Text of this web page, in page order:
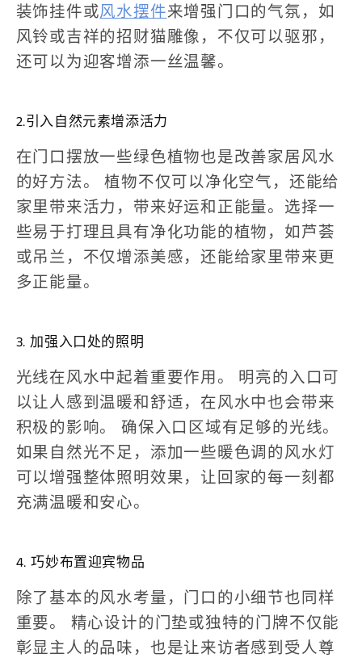
装饰挂件或风水摆件来增强门口的气氛，如
风铃或吉祥的招财猫雕像，不仅可以驱邪，
还可以为迎客增添一丝温馨。
2.引入自然元素增添活力
在门口摆放一些绿色植物也是改善家居风水
的好方法。
植物不仅可以净化空气，还能给
家里带来活力，带来好运和正能量。选择一
些易于打理且具有净化功能的植物，如芦荟
或吊兰，不仅增添美感，还能给家里带来更
多正能量。
3. 加强入口处的照明
光线在风水中起着重要作用。
明亮的入口可
以让人感到温暖和舒适，在风水中也会带来
积极的影响。
确保入口区域有足够的光线。
如果自然光不足，添加一些暖色调的风水灯
可以增强整体照明效果，让回家的每一刻都
充满温暖和安心。
4. 巧妙布置迎宾物品
除了基本的风水考量，门口的小细节也同样
重要。
精心设计的门垫或独特的门牌不仅能
彰显主人的品味，也是让来访者感到受人尊